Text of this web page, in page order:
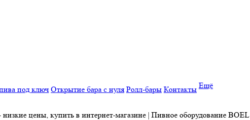
под ключ Открытие бара с нуля Ролл-бары Контакты Ещё
цены, купить в интернет-магазине | Пивное оборудование BOEL